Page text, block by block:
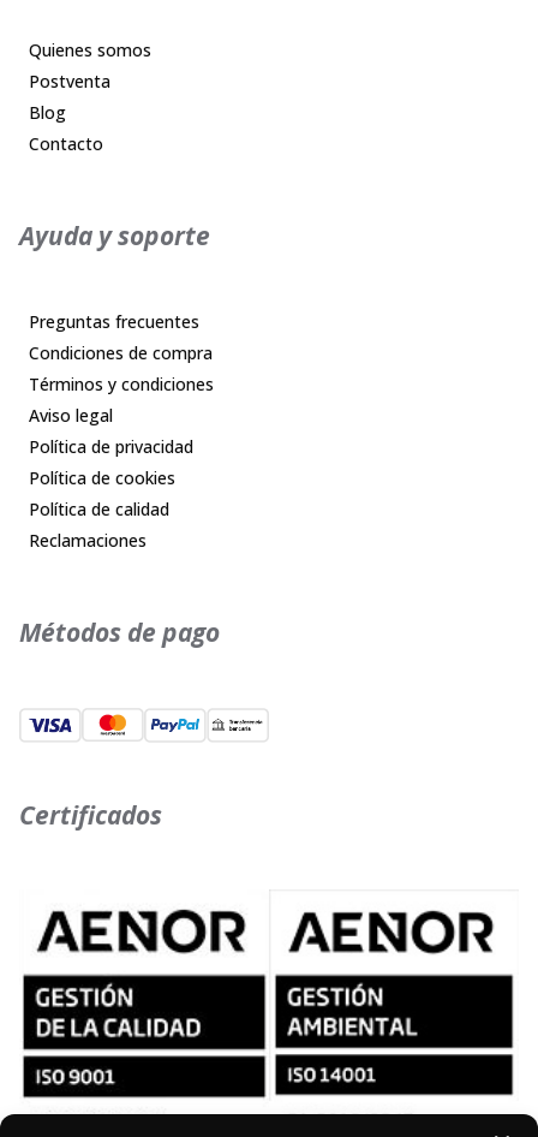
Quienes somos
Postventa
Blog
Contacto
Ayuda y soporte
Preguntas frecuentes
Condiciones de compra
Términos y condiciones
Aviso legal
Política de privacidad
Política de cookies
Política de calidad
Reclamaciones
Métodos de pago
Certificados